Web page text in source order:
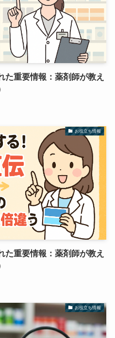
た重要情報：薬剤師が教え
お役立ち情報
た重要情報：薬剤師が教え
お役立ち情報